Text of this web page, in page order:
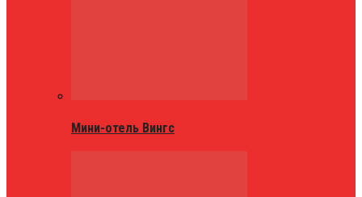
Мини-отель Вингс